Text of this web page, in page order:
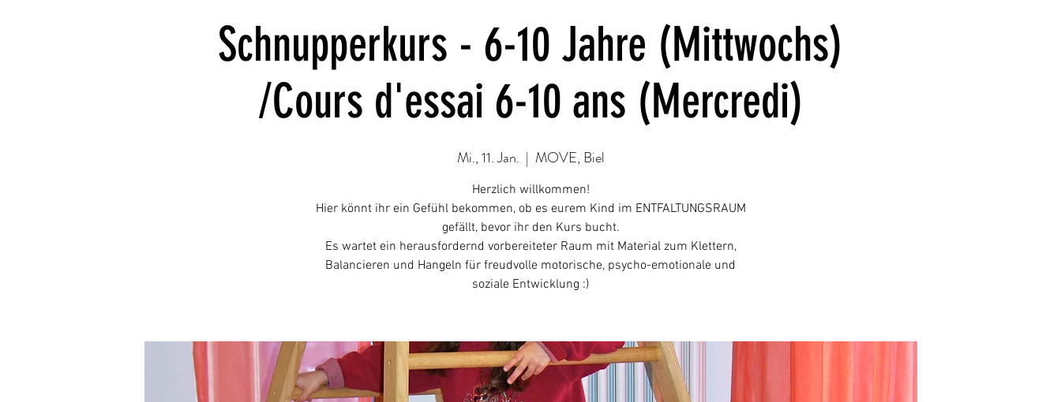
Schnupperkurs - 6-10 Jahre (Mittwochs)
/Cours d'essai 6-10 ans (Mercredi)
Mi., 11. Jan.
  |
MOVE, Biel
Herzlich willkommen!
Hier könnt ihr ein Gefühl bekommen, ob es eurem Kind im ENTFALTUNGSRAUM
gefällt, bevor ihr den Kurs bucht.
Es wartet ein herausfordernd vorbereiteter Raum mit Material zum Klettern,
Balancieren und Hangeln für freudvolle motorische, psycho-emotionale und
soziale Entwicklung :)